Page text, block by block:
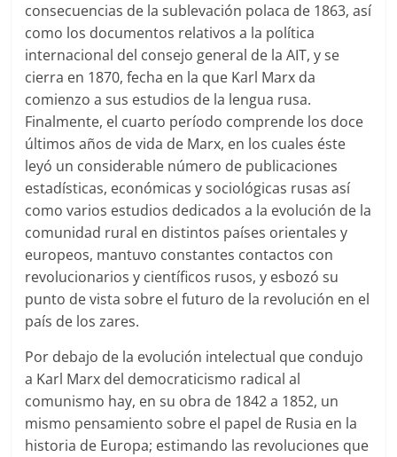
consecuencias de la sublevación polaca de 1863, así
como los documentos relativos a la política
internacional del consejo general de la AIT, y se
cierra en 1870, fecha en la que Karl Marx da
comienzo a sus estudios de la lengua rusa.
Finalmente, el cuarto período comprende los doce
últimos años de vida de Marx, en los cuales éste
leyó un considerable número de publicaciones
estadísticas, económicas y sociológicas rusas así
como varios estudios dedicados a la evolución de la
comunidad rural en distintos países orientales y
europeos, mantuvo constantes contactos con
revolucionarios y científicos rusos, y esbozó su
punto de vista sobre el futuro de la revolución en el
país de los zares.
Por debajo de la evolución intelectual que condujo
a Karl Marx del democraticismo radical al
comunismo hay, en su obra de 1842 a 1852, un
mismo pensamiento sobre el papel de Rusia en la
historia de Europa; estimando las revoluciones que